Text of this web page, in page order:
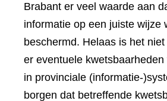
Brabant er veel waarde aan
informatie op een juiste wijze
beschermd. Helaas is het
er eventuele
in provinciale (informatie-
borgen dat betreffende